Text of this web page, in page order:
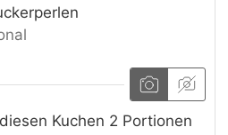
Kuchen 2 Portionen